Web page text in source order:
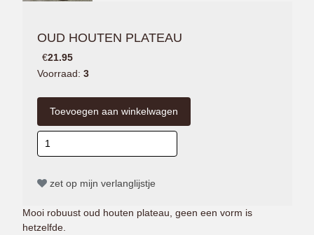
OUD HOUTEN PLATEAU
€21.95
Voorraad: 3
zet op mijn verlanglijstje
Mooi robuust oud houten plateau, geen een vorm is
hetzelfde.